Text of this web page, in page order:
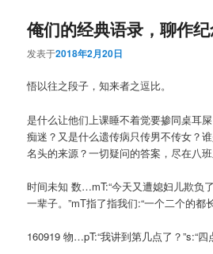
俺们的经典语录，聊作
发表于2018年2月20日
悟以往之段子，知来者之逗比。
是什么让他们上课睡不着觉要掺同桌耳
痴迷？又是什么遗传病只传男不传女？
名头的来源？一切疑问的答案，尽在八班
时间未知 数…mT:“今天又遭媳妇儿欺负
一辈子。”mT指了指我们:“一个二个的
160919 物…pT:“我讲到第几点了？”s:“四